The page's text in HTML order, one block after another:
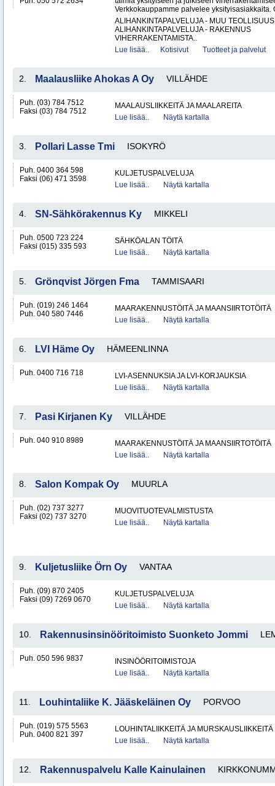
Verkkokauppamme palvelee yksityisasiakkaita.
ALIHANKINTAPALVELUJA - MUU TEOLLISUUS
ALIHANKINTAPALVELUJA - RAKENNUS
VIHERRAKENTAMISTA..
Lue lisää..
Kotisivut Tuotteet ja palvelut
2. Maalausliike Ahokas A Oy VILLÄHDE
Puh. (03) 784 7512
Faksi (03) 784 7512
MAALAUSLIIKKEITÄ JA MAALAREITA
Lue lisää..
Näytä kartalla
3. Pollari Lasse Tmi ISOKYRÖ
Puh. 0400 364 598
Faksi (06) 471 3598
KULJETUSPALVELUJA
Lue lisää..
Näytä kartalla
4. SN-Sähkörakennus Ky MIKKELI
Puh. 0500 723 224
Faksi (015) 335 593
SÄHKÖALAN TÖITÄ
Lue lisää..
Näytä kartalla
5. Grönqvist Jörgen Fma TAMMISAARI
Puh. (019) 246 1464
Puh. 040 580 7446
MAARAKENNUSTÖITÄ JA MAANSIIRTOTÖITÄ
Lue lisää..
Näytä kartalla
6. LVI Häme Oy HÄMEENLINNA
Puh. 0400 716 718
LVI-ASENNUKSIA JA LVI-KORJAUKSIA
Lue lisää..
Näytä kartalla
7. Pasi Kirjanen Ky VILLÄHDE
Puh. 040 910 8989
MAARAKENNUSTÖITÄ JA MAANSIIRTOTÖITÄ
Lue lisää..
Näytä kartalla
8. Salon Kompak Oy MUURLA
Puh. (02) 737 3277
Faksi (02) 737 3270
MUOVITUOTEVALMISTUSTA
Lue lisää..
Näytä kartalla
9. Kuljetusliike Örn Oy VANTAA
Puh. (09) 870 2405
Faksi (09) 7269 0670
KULJETUSPALVELUJA
Lue lisää..
Näytä kartalla
10. Rakennusinsinööritoimisto Suonketo Jommi
Puh. 050 596 9837
INSINÖÖRITOIMISTOJA
Lue lisää..
Näytä kartalla
11. Louhintaliike K. Jääskeläinen Oy PORVOO
Puh. (019) 575 5563
Puh. 0400 821 397
LOUHINTALIIKKEITÄ JA MURSKAUSLIIKKEITÄ
Lue lisää..
Näytä kartalla
12. Rakennuspalvelu Kalle Kainulainen